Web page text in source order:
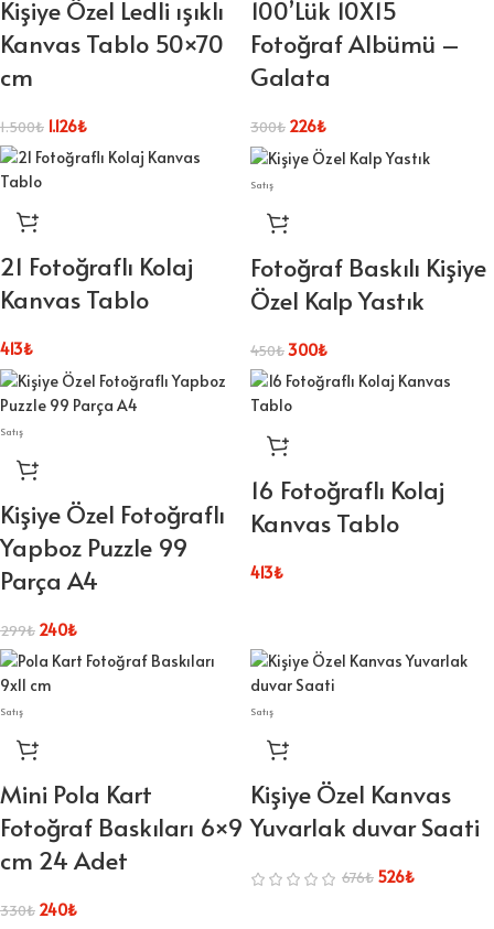
Kişiye Özel Ledli ışıklı
Kanvas Tablo 50×70
cm
1.500₺ 1.126₺
100’Lük 10X15
Fotoğraf Albümü –
Galata
300₺ 226₺
21 Fotoğraflı Kolaj
Kanvas Tablo
413₺
Satış
Fotoğraf Baskılı Kişiye
Özel Kalp Yastık
450₺300₺
Satış
Kişiye Özel Fotoğraflı
Yapboz Puzzle 99
Parça A4
299₺ 240₺
16 Fotoğraflı Kolaj
Kanvas Tablo
413₺
Satış
Mini Pola Kart
Fotoğraf Baskıları 6×9
cm 24 Adet
330₺ 240₺
Satış
Kişiye Özel Kanvas
Yuvarlak duvar Saati
676₺ 526₺